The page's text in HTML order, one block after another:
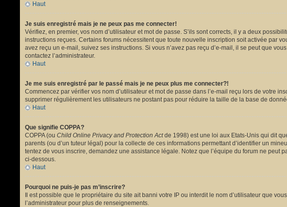
Haut
Je suis enregistré mais je ne peux pas me connecter!
Vérifiez, en premier, vos nom d’utilisateur et mot de passe. S’ils sont corrects, il y a deux
instructions reçues. Certains forums nécessitent que toute nouvelle inscription soit activée par
avez reçu un e-mail, suivez ses instructions. Si vous n’avez pas reçu d’e-mail, il se peut que
contactez l’administrateur.
Haut
Je me suis enregistré par le passé mais je ne peux plus me connecter?!
Commencez par vérifier vos nom d’utilisateur et mot de passe dans l’e-mail reçu lors de votre
supprimer régulièrement les utilisateurs ne postant pas pour réduire la taille de la base de
Haut
Que signifie COPPA?
COPPA (ou Child Online Privacy and Protection Actde 1998) est une loi aux Etats-Unis qui dit
parents (ou d’un tuteur légal) pour la collecte de ces informations permettant d’identifier un
tentez de vous inscrire, demandez une assistance légale. Notez que l’équipe du forum ne
ci-dessous.
Haut
Pourquoi ne puis-je pas m’inscrire?
Il est possible que le propriétaire du site ait banni votre IP ou interdit le nom d’utilisateur que
l’administrateur pour plus de renseignements.